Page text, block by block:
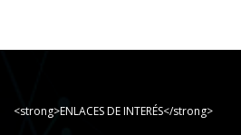
<strong>ENLACES DE INTERÉS</strong>